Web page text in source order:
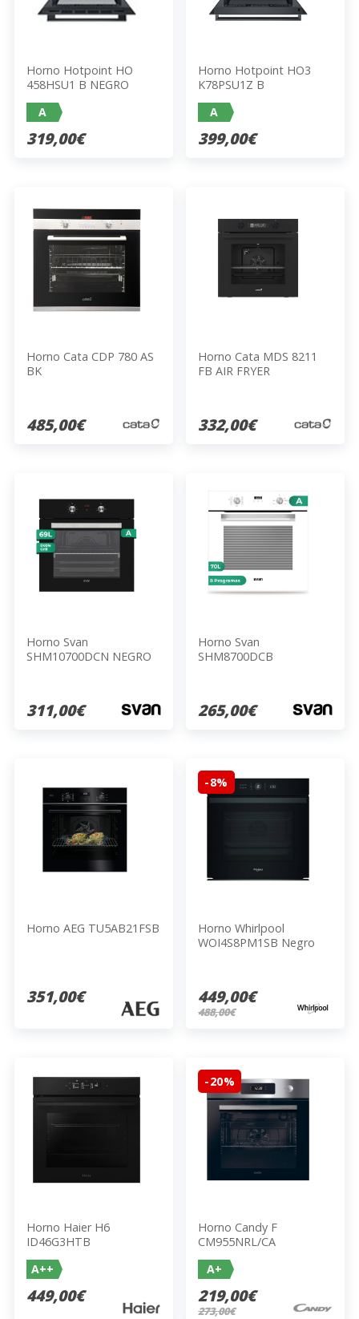
Horno Hotpoint HO
458HSU1 B NEGRO
A
319,00€
Horno Hotpoint HO3
K78PSU1Z B
A
399,00€
Horno Cata CDP 780 AS
BK
485,00€
Horno Cata MDS 8211
FB AIR FRYER
332,00€
Horno Svan
SHM10700DCN NEGRO
311,00€
Horno Svan
SHM8700DCB
265,00€
Horno AEG TU5AB21FSB
351,00€
-8%
Horno Whirlpool
WOI4S8PM1SB Negro
449,00€
488,00€
Horno Haier H6
ID46G3HTB
A++
449,00€
-20%
Horno Candy F
CM955NRL/CA
A+
219,00€
273,00€